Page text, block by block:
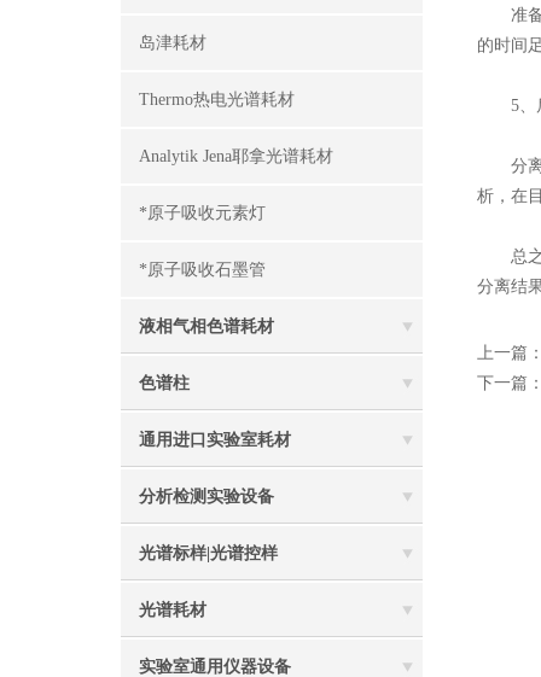
岛津耗材
Thermo热电光谱耗材
Analytik Jena耶拿光谱耗材
*原子吸收元素灯
*原子吸收石墨管
液相气相色谱耗材
色谱柱
通用进口实验室耗材
分析检测实验设备
光谱标样|光谱控样
光谱耗材
实验室通用仪器设备
准备
的时间
5、
分离
析，在
总之
分离结
上一篇
下一篇